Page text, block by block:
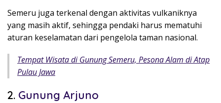
Semeru juga terkenal dengan aktivitas vulkaniknya
yang masih aktif, sehingga pendaki harus mematuhi
aturan keselamatan dari pengelola taman nasional.
Tempat Wisata di Gunung Semeru, Pesona Alam di Atap
Pulau Jawa
2. Gunung Arjuno